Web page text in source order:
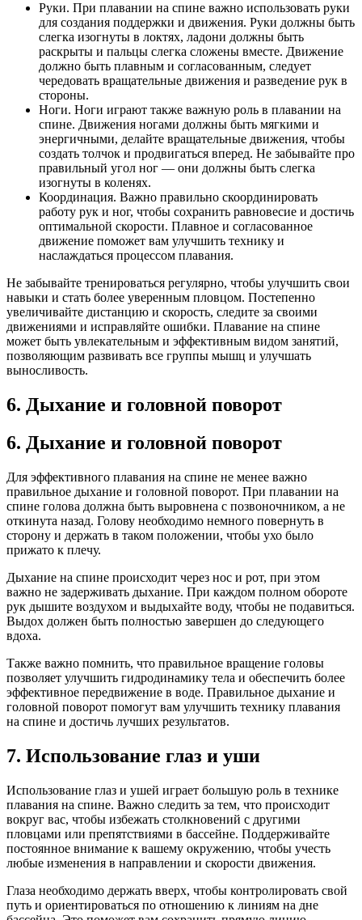
Руки. При плавании на спине важно использовать руки
для создания поддержки и движения. Руки должны быть
слегка изогнуты в локтях, ладони должны быть
раскрыты и пальцы слегка сложены вместе. Движение
должно быть плавным и согласованным, следует
чередовать вращательные движения и разведение рук в
стороны.
Ноги. Ноги играют также важную роль в плавании на
спине. Движения ногами должны быть мягкими и
энергичными, делайте вращательные движения, чтобы
создать толчок и продвигаться вперед. Не забывайте про
правильный угол ног — они должны быть слегка
изогнуты в коленях.
Координация. Важно правильно скоординировать
работу рук и ног, чтобы сохранить равновесие и достичь
оптимальной скорости. Плавное и согласованное
движение поможет вам улучшить технику и
наслаждаться процессом плавания.
Не забывайте тренироваться регулярно, чтобы улучшить свои
навыки и стать более уверенным пловцом. Постепенно
увеличивайте дистанцию и скорость, следите за своими
движениями и исправляйте ошибки. Плавание на спине
может быть увлекательным и эффективным видом занятий,
позволяющим развивать все группы мышц и улучшать
выносливость.
6. Дыхание и головной поворот
6. Дыхание и головной поворот
Для эффективного плавания на спине не менее важно
правильное дыхание и головной поворот. При плавании на
спине голова должна быть выровнена с позвоночником, а не
откинута назад. Голову необходимо немного повернуть в
сторону и держать в таком положении, чтобы ухо было
прижато к плечу.
Дыхание на спине происходит через нос и рот, при этом
важно не задерживать дыхание. При каждом полном обороте
рук дышите воздухом и выдыхайте воду, чтобы не подавиться.
Выдох должен быть полностью завершен до следующего
вдоха.
Также важно помнить, что правильное вращение головы
позволяет улучшить гидродинамику тела и обеспечить более
эффективное передвижение в воде. Правильное дыхание и
головной поворот помогут вам улучшить технику плавания
на спине и достичь лучших результатов.
7. Использование глаз и уши
Использование глаз и ушей играет большую роль в технике
плавания на спине. Важно следить за тем, что происходит
вокруг вас, чтобы избежать столкновений с другими
пловцами или препятствиями в бассейне. Поддерживайте
постоянное внимание к вашему окружению, чтобы учесть
любые изменения в направлении и скорости движения.
Глаза необходимо держать вверх, чтобы контролировать свой
путь и ориентироваться по отношению к линиям на дне